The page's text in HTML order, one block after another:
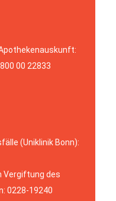
00 22833
(Uniklinik Bonn):
Vergiftung des
0228-19240